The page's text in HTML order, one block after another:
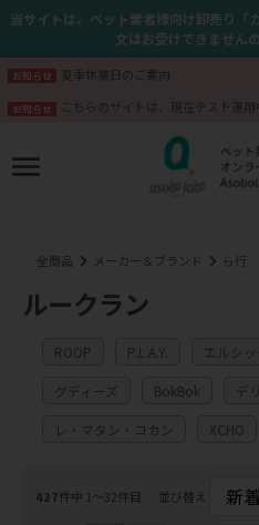
当サイトは、ペット業者様向け卸売り「
文はお受けできません
お知らせ 夏季休業日のご案内
お知らせ こちらのサイトは、現在テスト運
全商品 メーカー＆ブランド ら行
ルークラン
ROOP P.L.A.Y. エルシッ
グディーズ BokBok デ
レ・マタン・コカン XCHO
427件中 1〜32件目 並び替え